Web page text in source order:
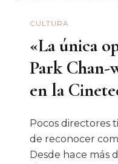
CULTURA
«La única
Park Chan-
en la
Pocos directores
de reconocer
Desde hace más